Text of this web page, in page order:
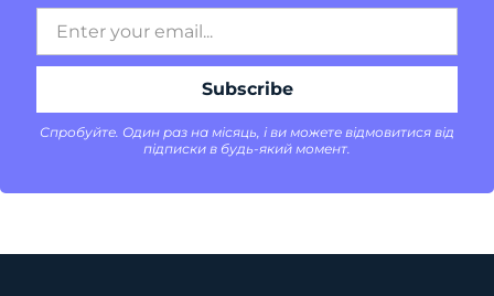
Спробуйте. Один раз на місяць, і ви можете відмовитися від
підписки в будь-який момент.